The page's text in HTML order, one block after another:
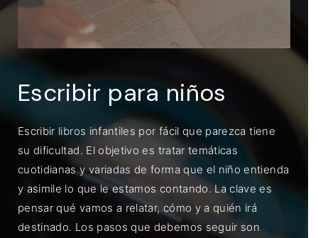
Escribir para niños
Escribir libros infantiles por fácil que parezca tiene
su dificultad. El objetivo es tratar temáticas
cuotidianas y variadas de forma que el niño entienda
y asimile lo que le estamos contando. La clave es
pensar qué vamos a relatar, cómo y a quién irá
destinado. Los pasos que debemos seguir son